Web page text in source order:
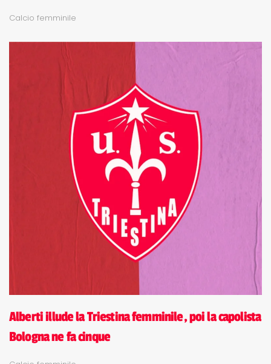
Calcio femminile
Alberti illude la Triestina femminile, poi la capolista
Bologna ne fa cinque